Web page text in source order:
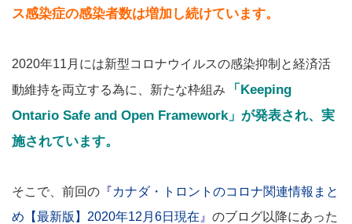
ス感染症の感染者数は増加し続けています。
2020年11月には新型コロナウイルスの感染抑制と経済活
動維持を両立する為に、新たな枠組み
「Keeping
Ontario Safe and Open Framework」が発表され、実
施されています。
そこで、前回の 『カナダ・トロントのコロナ関連情報まと
め【最新版】2020年12月6日現在 』 のブログ以降にあった